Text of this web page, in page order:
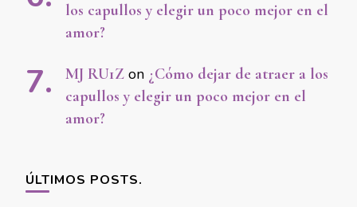
los capullos y elegir un poco mejor en el
amor?
MJ RU1Z on ¿Cómo dejar de atraer a los
capullos y elegir un poco mejor en el
amor?
ÚLTIMOS POSTS.